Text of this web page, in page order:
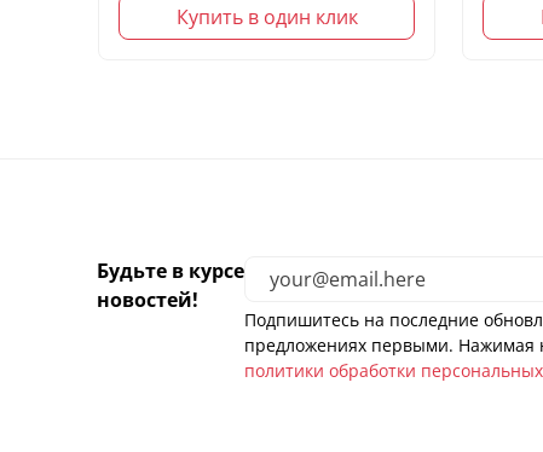
Купить в один клик
Будьте в курсе
новостей!
Подпишитесь на последние
предложениях первыми. Нажимая
политики обработки